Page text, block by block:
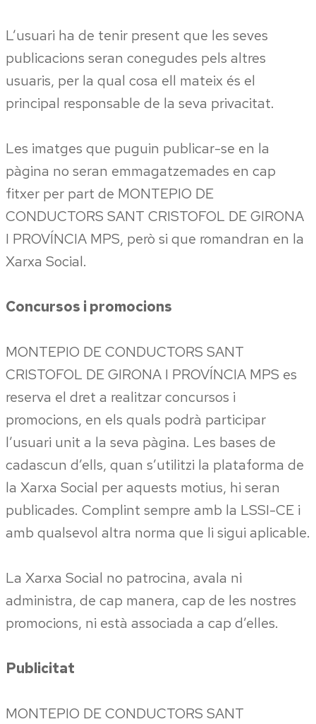
L’usuari ha de tenir present que les seves
publicacions seran conegudes pels altres
usuaris, per la qual cosa ell mateix és el
principal responsable de la seva privacitat.
Les imatges que puguin publicar-se en la
pàgina no seran emmagatzemades en cap
fitxer per part de MONTEPIO DE
CONDUCTORS SANT CRISTOFOL DE GIRONA
I PROVÍNCIA MPS, però si que romandran en la
Xarxa Social.
Concursos i promocions
MONTEPIO DE CONDUCTORS SANT
CRISTOFOL DE GIRONA I PROVÍNCIA MPS es
reserva el dret a realitzar concursos i
promocions, en els quals podrà participar
l’usuari unit a la seva pàgina. Les bases de
cadascun d’ells, quan s’utilitzi la plataforma de
la Xarxa Social per aquests motius, hi seran
publicades. Complint sempre amb la LSSI-CE i
amb qualsevol altra norma que li sigui aplicable.
La Xarxa Social no patrocina, avala ni
administra, de cap manera, cap de les nostres
promocions, ni està associada a cap d’elles.
Publicitat
MONTEPIO DE CONDUCTORS SANT